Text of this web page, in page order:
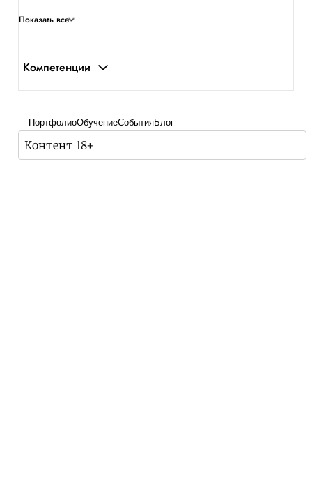
Показать все
Компетенции
ПортфолиоОбучениеСобытияБлог
Контент 18+